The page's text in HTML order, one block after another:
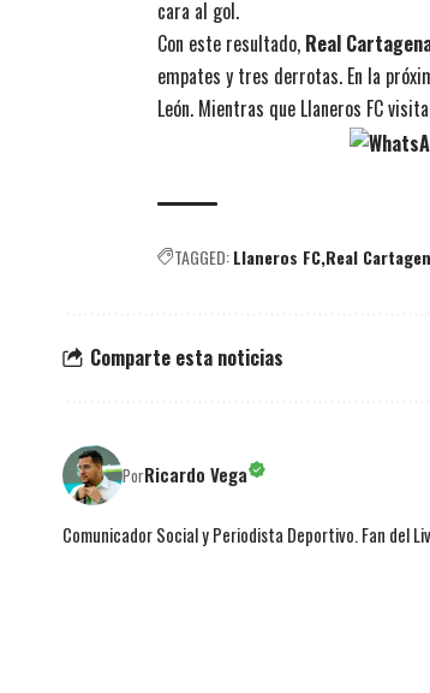
cara al gol.
Con este resultado, Real
empates y tres derrotas. En la
León. Mientras que Llaneros FC
TAGGED:Llaneros FC Real
Comparte esta noticias
PorRicardo Vega
Comunicador Social y Periodista Deportivo. Fan del